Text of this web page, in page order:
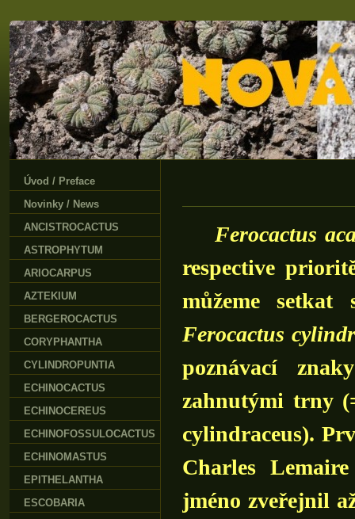
Ferocactus
respective
můžeme
Ferocactus
poznávací
zahnutými trny
cylindraceus).
Charles
jméno zveřejnil
Úvod / Preface
Novinky / News
ANCISTROCACTUS
ASTROPHYTUM
ARIOCARPUS
AZTEKIUM
BERGEROCACTUS
CORYPHANTHA
CYLINDROPUNTIA
ECHINOCACTUS
ECHINOCEREUS
ECHINOFOSSULOCACTUS
ECHINOMASTUS
EPITHELANTHA
ESCOBARIA